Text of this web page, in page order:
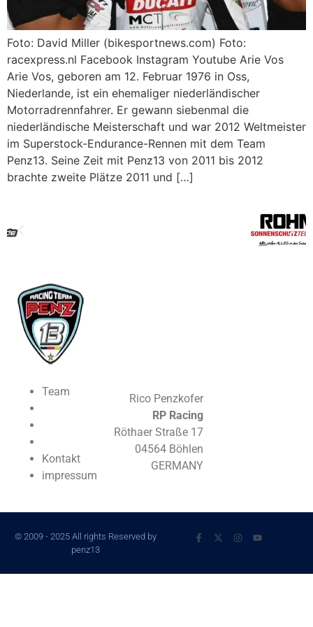
Foto: David Miller (bikesportnews.com) Foto:
racexpress.nl Facebook Instagram Youtube Arie Vos
Arie Vos, geboren am 12. Februar 1976 in Oss,
Niederlande, ist ein ehemaliger niederländischer
Motorradrennfahrer. Er gewann siebenmal die
niederländische Meisterschaft und war 2012 Weltmeister
im Superstock-Endurance-Rennen mit dem Team
Penz13. Seine Zeit mit Penz13 von 2011 bis 2012
brachte zweite Plätze 2011 und […]
Team
Kontakt
impressum
Rico Penzkofer
RP Racing
Röthaer Straße 17
04564 Böhlen
GERMANY
© 2009 - 2025 All rights Reserved by
penz13